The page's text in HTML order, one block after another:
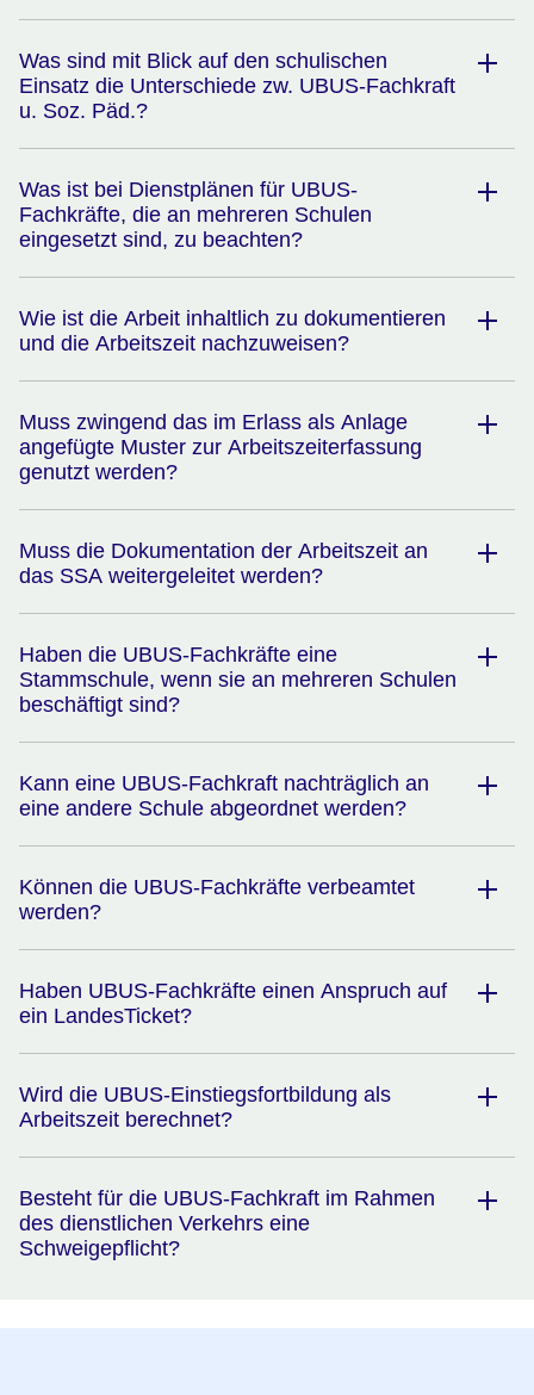
Was sind mit Blick auf den schulischen
Einsatz die Unterschiede zw. UBUS-Fachkraft
u. Soz. Päd.?
Was ist bei Dienstplänen für UBUS-
Fachkräfte, die an mehreren Schulen
eingesetzt sind, zu beachten?
Wie ist die Arbeit inhaltlich zu dokumentieren
und die Arbeitszeit nachzuweisen?
Muss zwingend das im Erlass als Anlage
angefügte Muster zur Arbeitszeiterfassung
genutzt werden?
Muss die Dokumentation der Arbeitszeit an
das SSA weitergeleitet werden?
Haben die UBUS-Fachkräfte eine
Stammschule, wenn sie an mehreren Schulen
beschäftigt sind?
Kann eine UBUS-Fachkraft nachträglich an
eine andere Schule abgeordnet werden?
Können die UBUS-Fachkräfte verbeamtet
werden?
Haben UBUS-Fachkräfte einen Anspruch auf
ein LandesTicket?
Wird die UBUS-Einstiegsfortbildung als
Arbeitszeit berechnet?
Besteht für die UBUS-Fachkraft im Rahmen
des dienstlichen Verkehrs eine
Schweigepflicht?